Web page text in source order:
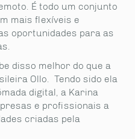
É todo um conjunto
mais flexíveis e
oportunidades para as
disso melhor do que a
Ollo. Tendo sido ela
digital, a Karina
e profissionais a
criadas pela